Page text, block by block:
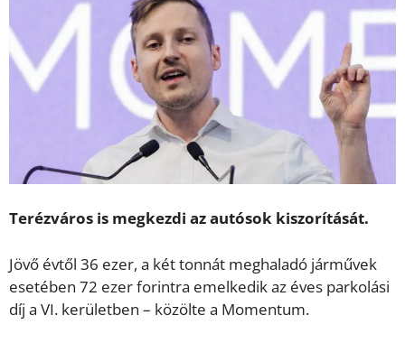
Terézváros is megkezdi az autósok kiszorítását.
Jövő évtől 36 ezer, a két tonnát meghaladó járművek
esetében 72 ezer forintra emelkedik az éves parkolási
díj a VI. kerületben – közölte a Momentum.